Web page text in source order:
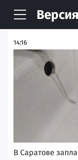
Версия
НОВОСТИ
14:16
В Саратове